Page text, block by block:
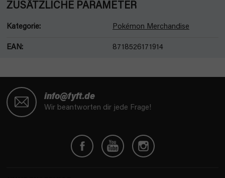
ZUSÄTZLICHE PARAMETER
Kategorie: Pokémon Merchandise
EAN: 8718526171914
info@fyft.de
Wir beantworten dir jede Frage!